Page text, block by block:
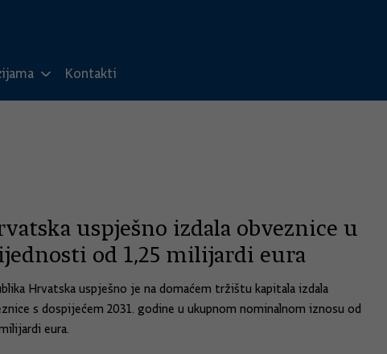
Kontakti
uspješno izdala obveznice u
od 1,25 milijardi eura
Hrvatska uspješno je na domaćem tržištu kapitala izdala
s dospijećem 2031. godine u ukupnom nominalnom iznosu od
eura.